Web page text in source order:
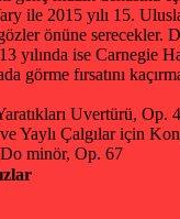
ile 2015 yılı 15.
önüne serecekler.
yılında ise Carnegie
görme fırsatını
Uvertürü, Op.
Yaylı Çalgılar için
minör, Op. 67